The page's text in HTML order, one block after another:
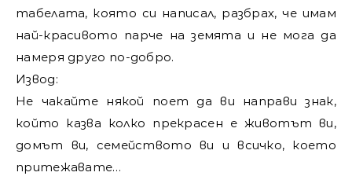
табелата, която си написал, разбрах, че имам
най-красивото парче на земята и не мога да
намеря друго по-добро.
Извод:
Не чакайте някой поет да ви направи знак,
който казва колко прекрасен е животът ви,
домът ви, семейството ви и всичко, което
притежавате…